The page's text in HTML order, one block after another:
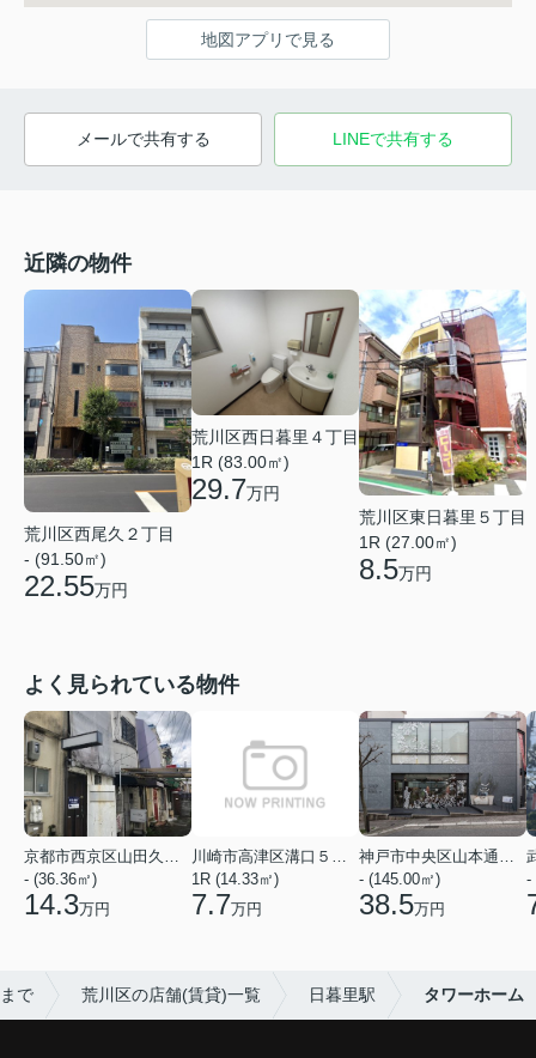
地図アプリで見る
メールで共有する LINEで共有する
近隣の物件
荒川区西尾久２丁目
- (91.50㎡)
22.55万円
荒川区西日暮里４丁目
1R (83.00㎡)
29.7万円
荒川区東日暮里５丁目
1R (27.00㎡)
8.5万円
よく見られている物件
京都市西京区山田久田町
- (36.36㎡)
14.3万円
川崎市高津区溝口５丁目
1R (14.33㎡)
7.7万円
神戸市中央区山本通２丁目
- (145.00㎡)
38.5万円
-
で 荒川区の店舗(賃貸)一覧 日暮里駅 タワーホーム